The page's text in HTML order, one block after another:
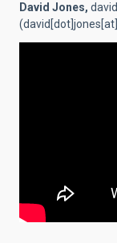
David Jones,